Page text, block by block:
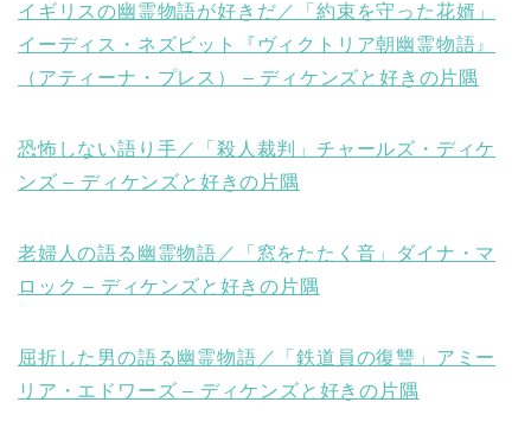
イギリスの幽霊物語が好きだ／「約束を守った花婿」
イーディス・ネズビット『ヴィクトリア朝幽霊物語』
（アティーナ・プレス） – ディケンズと好きの片隅
恐怖しない語り手／「殺人裁判」チャールズ・ディケ
ンズ – ディケンズと好きの片隅
老婦人の語る幽霊物語／「窓をたたく音」ダイナ・マ
ロック – ディケンズと好きの片隅
屈折した男の語る幽霊物語／「鉄道員の復讐」アミー
リア・エドワーズ – ディケンズと好きの片隅